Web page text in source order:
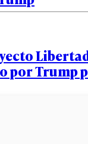
por Trump